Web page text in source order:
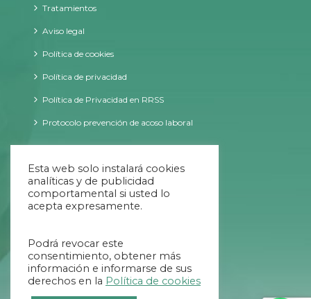
Tratamientos
Aviso legal
Política de cookies
Política de privacidad
Política de Privacidad en RRSS
Protocolo prevención de acoso laboral
984 707 034
654 639 769
Esta web solo instalará cookies
analíticas y de publicidad
comportamental si usted lo
acepta expresamente.
Podrá revocar este
consentimiento, obtener más
información e informarse de sus
derechos en la Política de cookies